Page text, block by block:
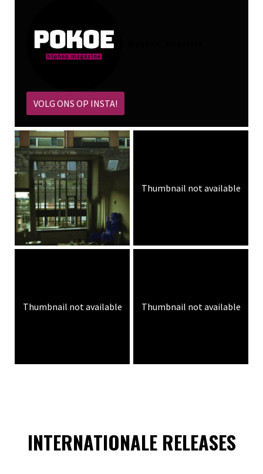
VOLG ONS OP INSTA!
Thumbnail not available
Thumbnail not available Thumbnail not available
INTERNATIONALE RELEASES